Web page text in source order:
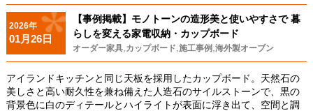
2026年
01月26日
【事例掲載】モノトーンの造形美と使いやすさで 暮
らしを変える家電収納・カップボード
オーダー家具, カップボード 施工事例, 海外製オーブン
アイランドキッチンと同じ天板を採用したカップボード。天然石の
美しさと高い耐久性を兼ね備えた人造石のサイルストーンで、 黒の
背景色に白のディテールとハイライトが表面に浮き出て、空間と調